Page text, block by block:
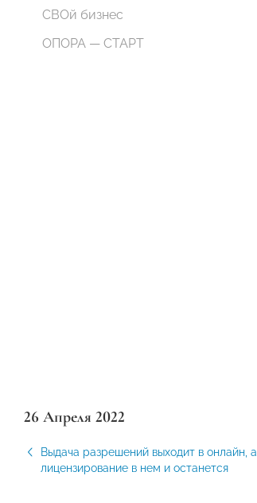
СВОй бизнес
ОПОРА — СТАРТ
26 Апреля 2022
Выдача разрешений выходит в онлайн, а
лицензирование в нем и останется